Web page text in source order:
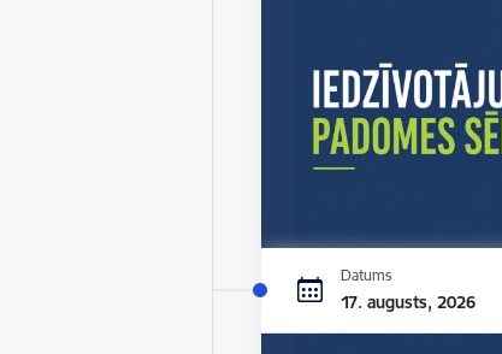
Datums
17. augusts, 2026